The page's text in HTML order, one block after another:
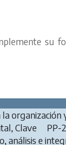
su
organización
Clave PP-
análisis e